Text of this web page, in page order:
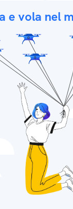
e vola nel